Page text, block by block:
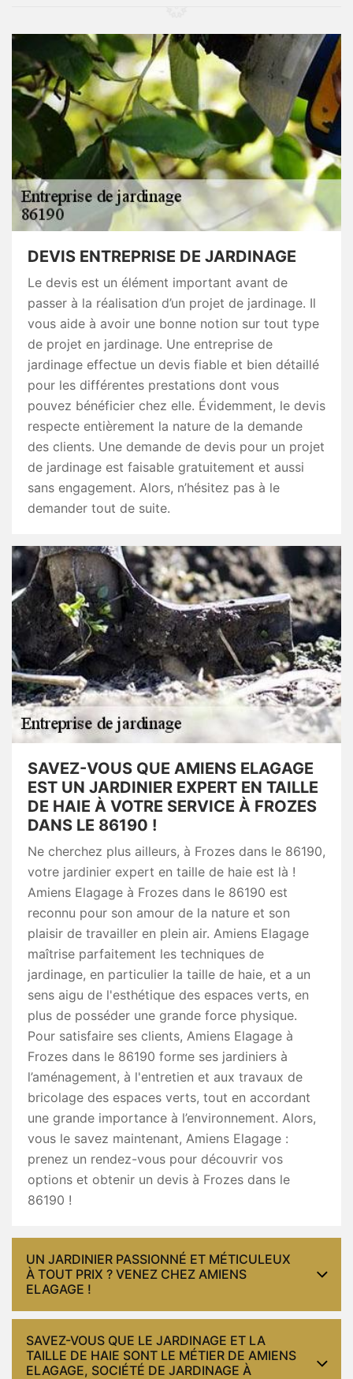
DEVIS ENTREPRISE DE JARDINAGE
Le devis est un élément important avant de
passer à la réalisation d’un projet de jardinage. Il
vous aide à avoir une bonne notion sur tout type
de projet en jardinage. Une entreprise de
jardinage effectue un devis fiable et bien détaillé
pour les différentes prestations dont vous
pouvez bénéficier chez elle. Évidemment, le devis
respecte entièrement la nature de la demande
des clients. Une demande de devis pour un projet
de jardinage est faisable gratuitement et aussi
sans engagement. Alors, n’hésitez pas à le
demander tout de suite.
SAVEZ-VOUS QUE AMIENS ELAGAGE
EST UN JARDINIER EXPERT EN TAILLE
DE HAIE À VOTRE SERVICE À FROZES
DANS LE 86190 !
Ne cherchez plus ailleurs, à Frozes dans le 86190,
votre jardinier expert en taille de haie est là !
Amiens Elagage à Frozes dans le 86190 est
reconnu pour son amour de la nature et son
plaisir de travailler en plein air. Amiens Elagage
maîtrise parfaitement les techniques de
jardinage, en particulier la taille de haie, et a un
sens aigu de l'esthétique des espaces verts, en
plus de posséder une grande force physique.
Pour satisfaire ses clients, Amiens Elagage à
Frozes dans le 86190 forme ses jardiniers à
l’aménagement, à l'entretien et aux travaux de
bricolage des espaces verts, tout en accordant
une grande importance à l’environnement. Alors,
vous le savez maintenant, Amiens Elagage :
prenez un rendez-vous pour découvrir vos
options et obtenir un devis à Frozes dans le
86190 !
UN JARDINIER PASSIONNÉ ET MÉTICULEUX
À TOUT PRIX ? VENEZ CHEZ AMIENS
ELAGAGE !
SAVEZ-VOUS QUE LE JARDINAGE ET LA
TAILLE DE HAIE SONT LE MÉTIER DE AMIENS
ELAGAGE, SOCIÉTÉ DE JARDINAGE À